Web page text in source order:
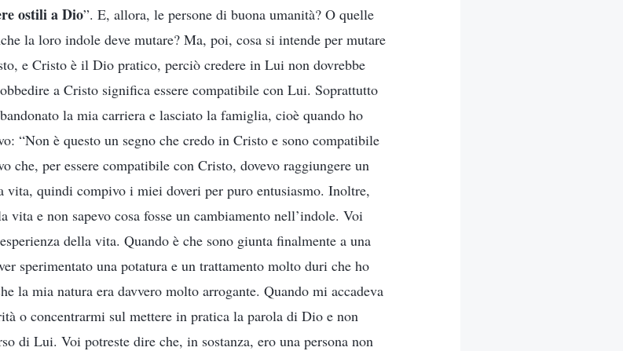
ostili a Dio”. E, allora, le persone di buona umanità? O quelle
la loro indole deve mutare? Ma, poi, cosa si intende per mutare
e Cristo è il Dio pratico, perciò credere in Lui non dovrebbe
a Cristo significa essere compatibile con Lui. Soprattutto
la mia carriera e lasciato la famiglia, cioè quando ho
“Non è questo un segno che credo in Cristo e sono compatibile
che, per essere compatibile con Cristo, dovevo raggiungere un
vita, quindi compivo i miei doveri per puro entusiasmo. Inoltre,
vita e non sapevo cosa fosse un cambiamento nell’indole. Voi
della vita. Quando è che sono giunta finalmente a una
sperimentato una potatura e un trattamento molto duri che ho
la mia natura era davvero molto arrogante. Quando mi accadeva
o concentrarmi sul mettere in pratica la parola di Dio e non
di Lui. Voi potreste dire che, in sostanza, ero una persona non